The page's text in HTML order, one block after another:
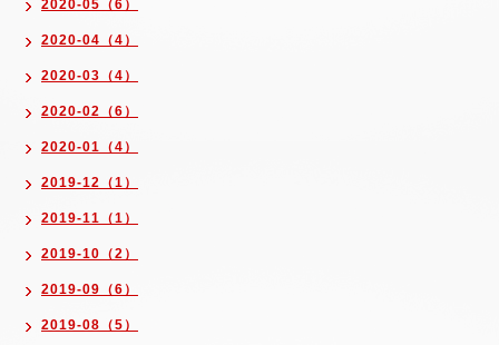
2020-05（6）
2020-04（4）
2020-03（4）
2020-02（6）
2020-01（4）
2019-12（1）
2019-11（1）
2019-10（2）
2019-09（6）
2019-08（5）